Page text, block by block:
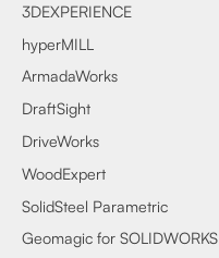
3DEXPERIENCE
hyperMILL
ArmadaWorks
DraftSight
DriveWorks
WoodExpert
SolidSteel Parametric
Geomagic for SOLIDWORKS